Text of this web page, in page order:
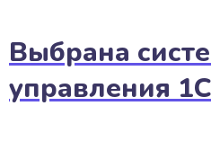
Выбрана
управления